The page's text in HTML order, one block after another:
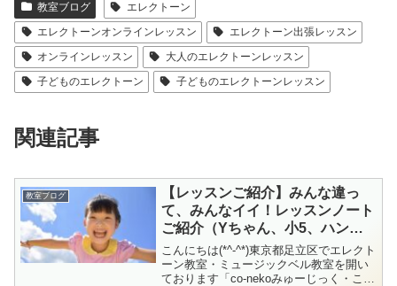
教室ブログ
エレクトーン
エレクトーンオンラインレッスン
エレクトーン出張レッスン
オンラインレッスン
大人のエレクトーンレッスン
子どものエレクトーン
子どものエレクトーンレッスン
関連記事
教室ブログ
【レッスンご紹介】みんな違っ
て、みんなイイ！レッスンノート
ご紹介（Yちゃん、小5、ハンデ
ィキャップのある方のレッスン）
こんにちは(*^-^*)東京都足立区でエレクト
ーン教室・ミュージックベル教室を開い
ております「co-nekoみゅーじっく・こね